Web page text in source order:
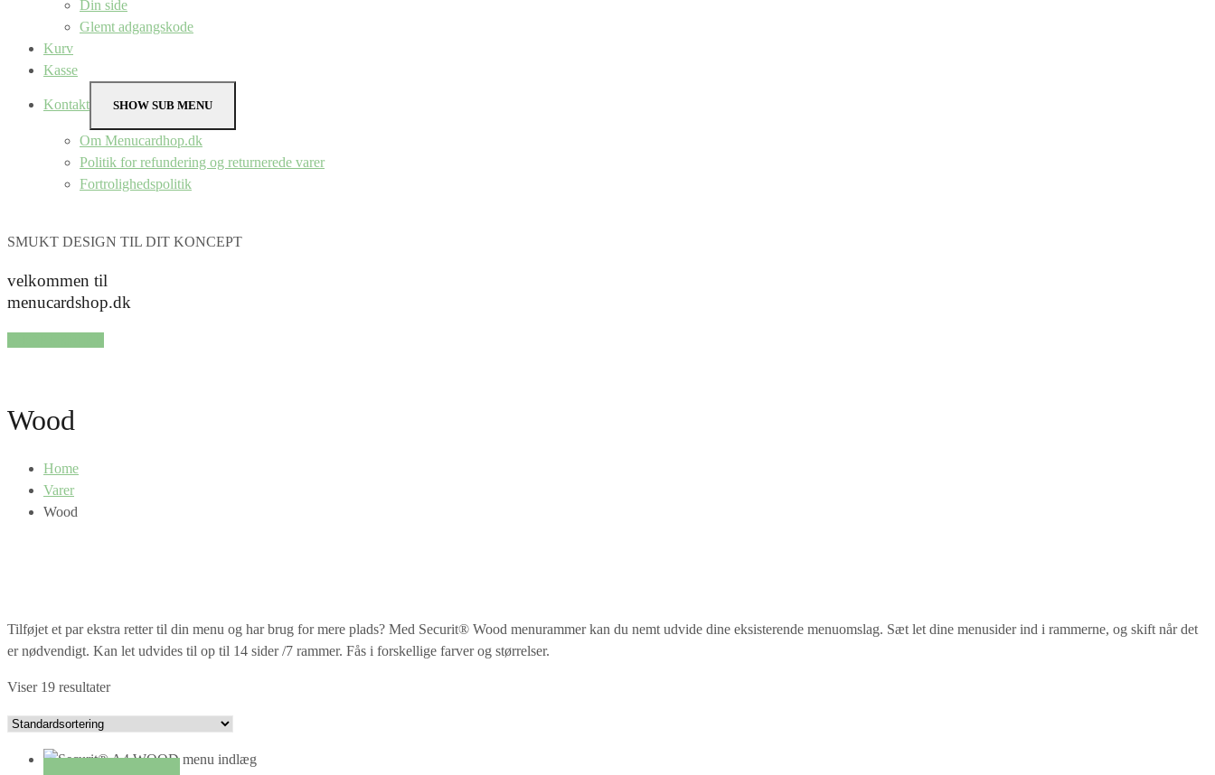
Din side
Glemt adgangskode
Kurv
Kasse
Kontakt SHOW SUB MENU
Om Menucardhop.dk
Politik for refundering og returnerede varer
Fortrolighedspolitik
SMUKT DESIGN TIL DIT KONCEPT
velkommen til
menucardshop.dk
Wood
Home
Varer
Wood
Tilføjet et par ekstra retter til din menu og har brug for mere plads? Med Securit® Wood menurammer kan du nemt udvide dine eksisterende menuomslag. Sæt let dine menusider ind i rammerne, og skift når det
er nødvendigt. Kan let udvides til op til 14 sider /7 rammer. Fås i forskellige farver og størrelser.
Viser 19 resultater